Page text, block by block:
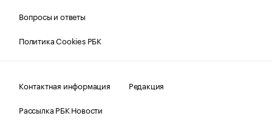
Вопросы и ответы
Политика Cookies РБК
Контактная информация
Редакция
Рассылка РБК Новости